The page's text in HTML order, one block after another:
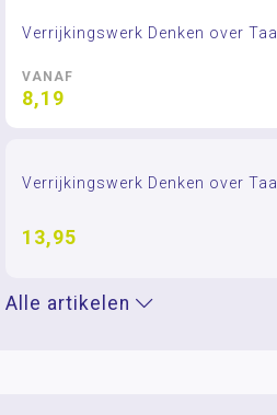
Verrijkingswerk Denken over
VANAF
8,19
Verrijkingswerk Denken over
13,95
Alle artikelen